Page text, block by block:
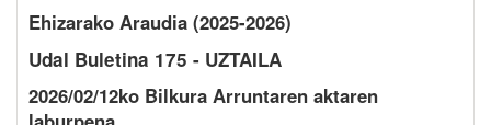
Ehizarako Araudia (2025-2026)
Udal Buletina 175 - UZTAILA
2026/02/12ko Bilkura Arruntaren aktaren